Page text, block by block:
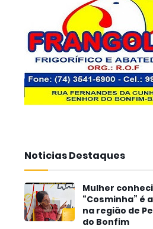
Noticias Destaques
Mulher
“Cosminha” é
na região de
do Bonfim